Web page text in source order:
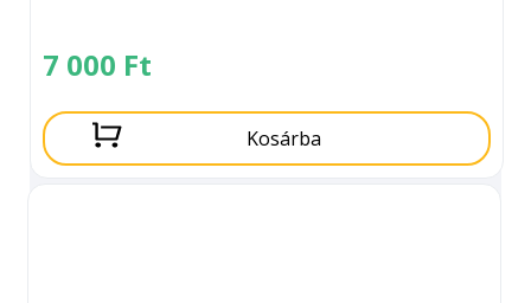
7 000 Ft
Kosárba